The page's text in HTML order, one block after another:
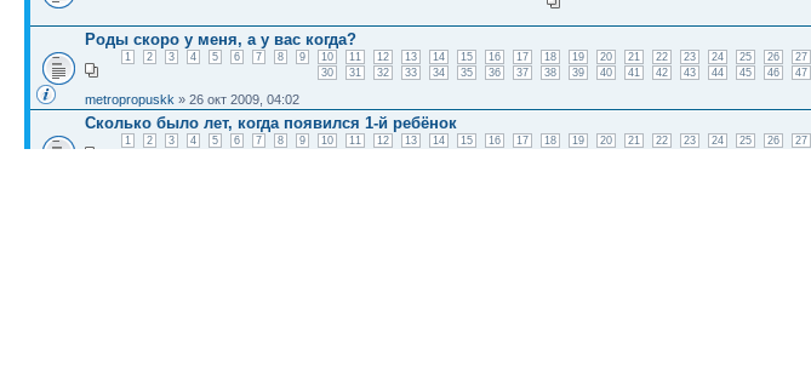
Роды скоро у меня, а у вас когда?
1 2 3 4 5 6 7 8 9 10 11 12 13 14 15 16 17 18 19 20 21 22 23 24 25 26 27
30
31 32 33 34 35 36 37 38 39 40 41 42 43 44 45 46 47
metropropuskk » 26 окт 2009, 04:02
Сколько было лет, когда появился 1-й ребёнок
1 2 3 4 5 6 7 8 9 10 11 12 13 14 15 16 17 18 19 20 21 22 23 24 25 26 27